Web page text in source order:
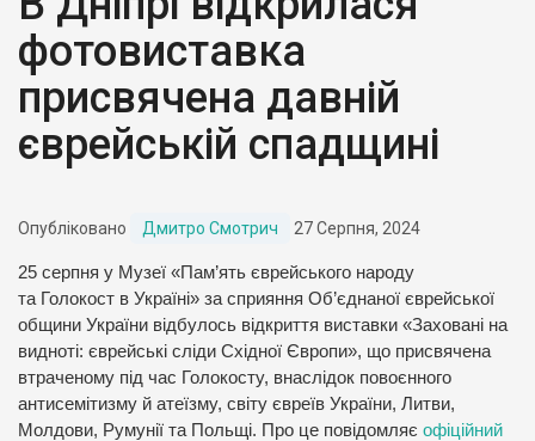
фотовиставка
присвячена давній
єврейській спадщині
Опубліковано Дмитро Смотрич 27 Серпня, 2024
25 серпня у Музеї «Пам’ять єврейського народу
та Голокост в Україні» за сприяння Об’єднаної єврейської
общини України відбулось відкриття виставки «Заховані на
видноті: єврейські сліди Східної Європи», що присвячена
втраченому під час Голокосту, внаслідок повоєнного
антисемітизму й атеїзму, світу євреїв України, Литви,
Молдови, Румунії та Польщі. Про це повідомляє офіційний